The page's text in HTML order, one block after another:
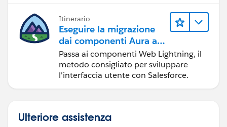
Itinerario
Eseguire la migrazione
dai componenti Aura ai
componenti Web
Lightning
Passa ai componenti Web Lightning, il
metodo consigliato per sviluppare
l'interfaccia utente con Salesforce.
Ulteriore assistenza